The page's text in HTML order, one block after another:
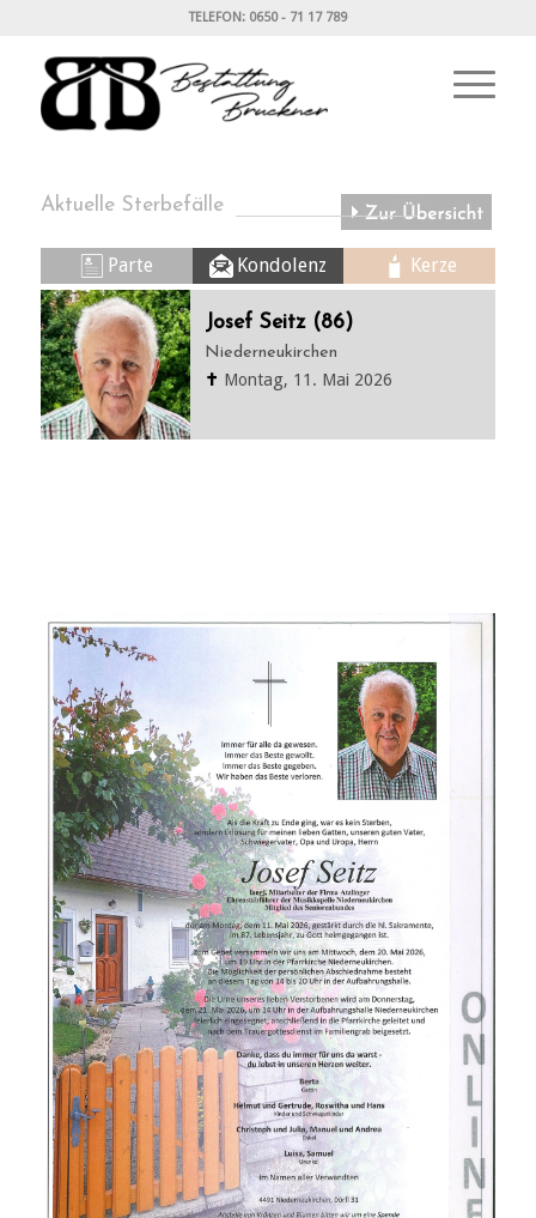
TELEFON: 0650 - 71 17 789
Aktuelle Sterbefälle
Parte Kondolenz Kerze
Josef Seitz (86)
Niederneukirchen
✝ Montag, 11. Mai 2026